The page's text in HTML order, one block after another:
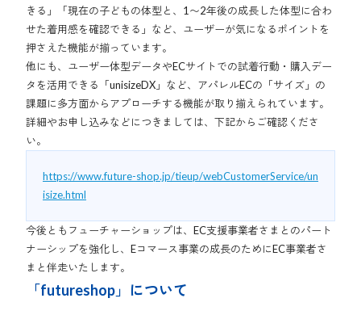
きる」「現在の子どもの体型と、1〜2年後の成長した体型に合わ
せた着用感を確認できる」など、ユーザーが気になるポイントを
押さえた機能が揃っています。
他にも、ユーザー体型データやECサイトでの試着行動・購入デー
タを活用できる「unisizeDX」など、アパレルECの「サイズ」の
課題に多方面からアプローチする機能が取り揃えられています。
詳細やお申し込みなどにつきましては、下記からご確認くださ
い。
https://www.future-shop.jp/tieup/webCustomerService/un
isize.html
今後ともフューチャーショップは、EC支援事業者さまとのパート
ナーシップを強化し、Eコマース事業の成長のためにEC事業者さ
まと伴走いたします。
「futureshop」について